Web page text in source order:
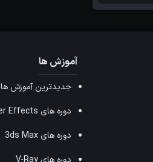
آموزش ها
جدیدترین آموزش ها
دوره های After Effects
دوره های 3ds Max